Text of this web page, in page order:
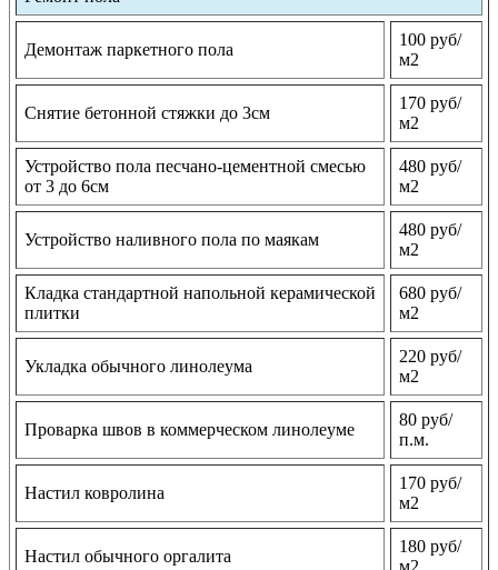
Демонтаж паркетного пола
100 руб/
м2
Снятие бетонной стяжки до 3см
170 руб/
м2
Устройство пола песчано-цементной смесью
от 3 до 6см
480 руб/
м2
Устройство наливного пола по маякам
480 руб/
м2
Кладка стандартной напольной керамической
плитки
680 руб/
м2
Укладка обычного линолеума
220 руб/
м2
Проварка швов в коммерческом линолеуме
80 руб/
п.м.
Настил ковролина
170 руб/
м2
Настил обычного оргалита
180 руб/